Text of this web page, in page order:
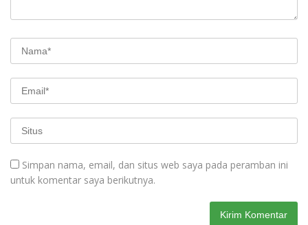
Simpan nama, email, dan situs web saya pada peramban ini
untuk komentar saya berikutnya.